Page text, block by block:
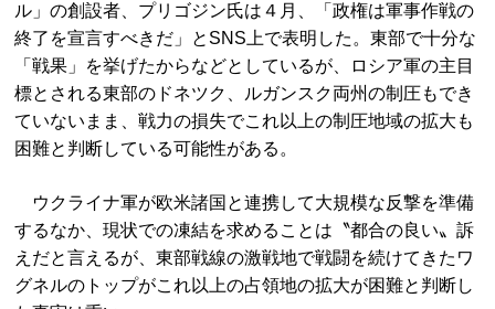
ル」の創設者、プリゴジン氏は４月、「政権は軍事作戦の
終了を宣言すべきだ」とSNS上で表明した。東部で十分な
「戦果」を挙げたからなどとしているが、ロシア軍の主目
標とされる東部のドネツク、ルガンスク両州の制圧もでき
ていないまま、戦力の損失でこれ以上の制圧地域の拡大も
困難と判断している可能性がある。
ウクライナ軍が欧米諸国と連携して大規模な反撃を準備
するなか、現状での凍結を求めることは〝都合の良い〟訴
えだと言えるが、東部戦線の激戦地で戦闘を続けてきたワ
グネルのトップがこれ以上の占領地の拡大が困難と判断し